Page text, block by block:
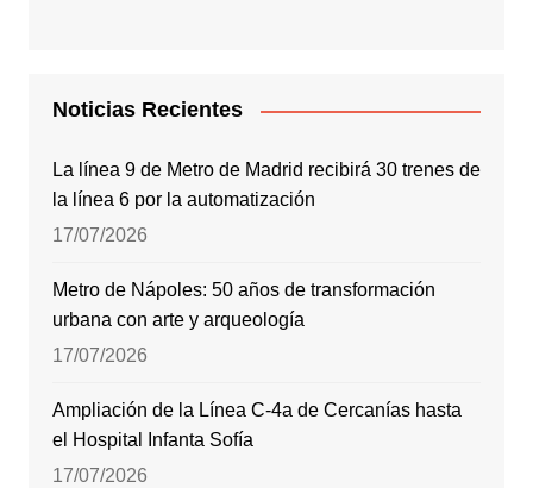
Noticias Recientes
La línea 9 de Metro de Madrid recibirá 30 trenes de
la línea 6 por la automatización
17/07/2026
Metro de Nápoles: 50 años de transformación
urbana con arte y arqueología
17/07/2026
Ampliación de la Línea C-4a de Cercanías hasta
el Hospital Infanta Sofía
17/07/2026